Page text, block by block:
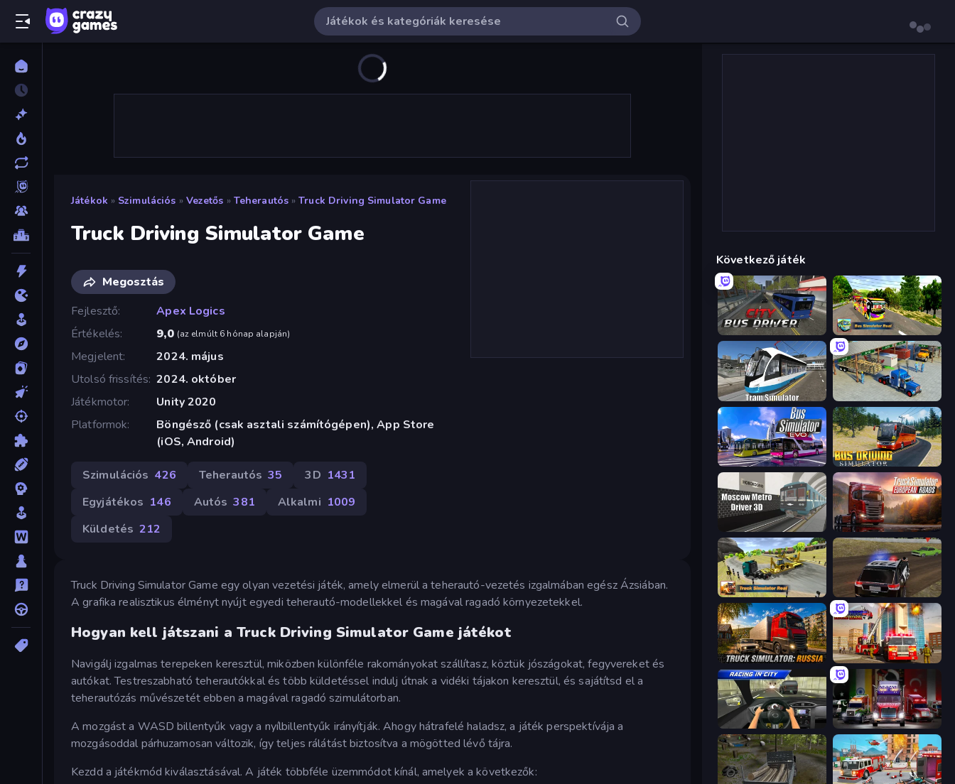
Játékok » Szimulációs » Vezetős » Teherautós » Truck Driving Simulator Game
Truck Driving Simulator Game
Megosztás
Fejlesztő
Apex Logics
Értékelés
9,0 (az elmúlt 6 hónap alapján)
Megjelent
2024. május
Utolsó frissítés 2024. október
Játékmotor
Unity 2020
Platformok
Böngésző (csak asztali számítógépen), App Store
(iOS, Android)
Szimulációs 426 Teherautós 35 3D 1431
Egyjátékos 146 Autós 381 Alkalmi 1009
Küldetés 212
Truck Driving Simulator Game egy olyan vezetési játék, amely elmerül a teherautó-vezetés izgalmában egész Ázsiában.
A grafika realisztikus élményt nyújt egyedi teherautó-modellekkel és magával ragadó környezetekkel.
Hogyan kell játszani a Truck Driving Simulator Game játékot
Navigálj izgalmas terepeken keresztül, miközben különféle rakományokat szállítasz, köztük jószágokat, fegyvereket és
autókat. Testreszabható teherautókkal és több küldetéssel indulj útnak a vidéki tájakon keresztül, és sajátítsd el a
teherautózás művészetét ebben a magával ragadó szimulátorban.
A mozgást a WASD billentyűk vagy a nyílbillentyűk irányítják. Ahogy hátrafelé haladsz, a játék perspektívája a
mozgásoddal párhuzamosan változik, így teljes rálátást biztosítva a mögötted lévő tájra.
Kezdd a játékmód kiválasztásával. A játék többféle üzemmódot kínál, amelyek a következők:
Következő játék
City Bus Driver Bus Simulator Real
Tram Simulator Offroad Cargo Transport Truck
Bus Simulator: EVO Bus Driving Simulator
Truck Simulator: European Roads
Truck Simulator Real POLICE Chase Simulator
Truck Simulator: Russia Fire Truck Driving School
Racing in City Big Euro Truck Driving